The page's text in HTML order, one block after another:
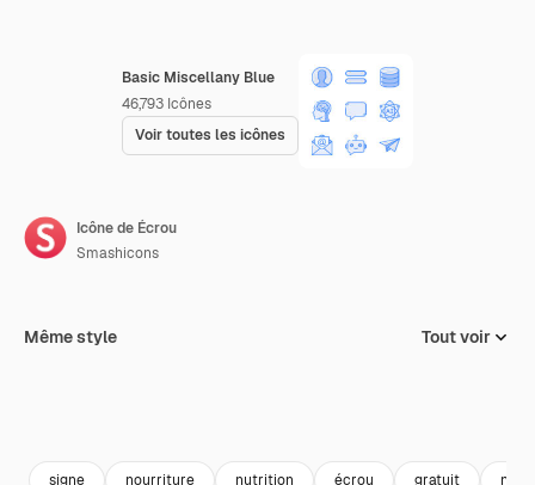
Basic Miscellany Blue
46,793 Icônes
Voir toutes les icônes
Icône de Écrou
Smashicons
Même style Tout voir
signe nourriture nutrition écrou gratuit